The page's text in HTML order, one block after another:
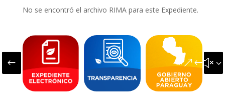
No se encontró el archivo RIMA para este Expediente.
#